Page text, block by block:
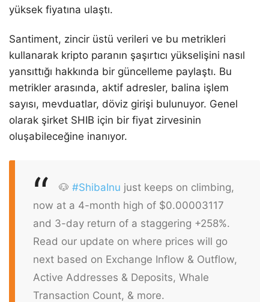
yüksek fiyatına ulaştı.
Santiment, zincir üstü verileri ve bu metrikleri
kullanarak kripto paranın şaşırtıcı yükselişini nasıl
yansıttığı hakkında bir güncelleme paylaştı. Bu
metrikler arasında, aktif adresler, balina işlem
sayısı, mevduatlar, döviz girişi bulunuyor. Genel
olarak şirket SHIB için bir fiyat zirvesinin
oluşabileceğine inanıyor.
🐶 #ShibaInu just keeps on climbing,
now at a 4-month high of $0.00003117
and 3-day return of a staggering +258%.
Read our update on where prices will go
next based on Exchange Inflow & Outflow,
Active Addresses & Deposits, Whale
Transaction Count, & more.